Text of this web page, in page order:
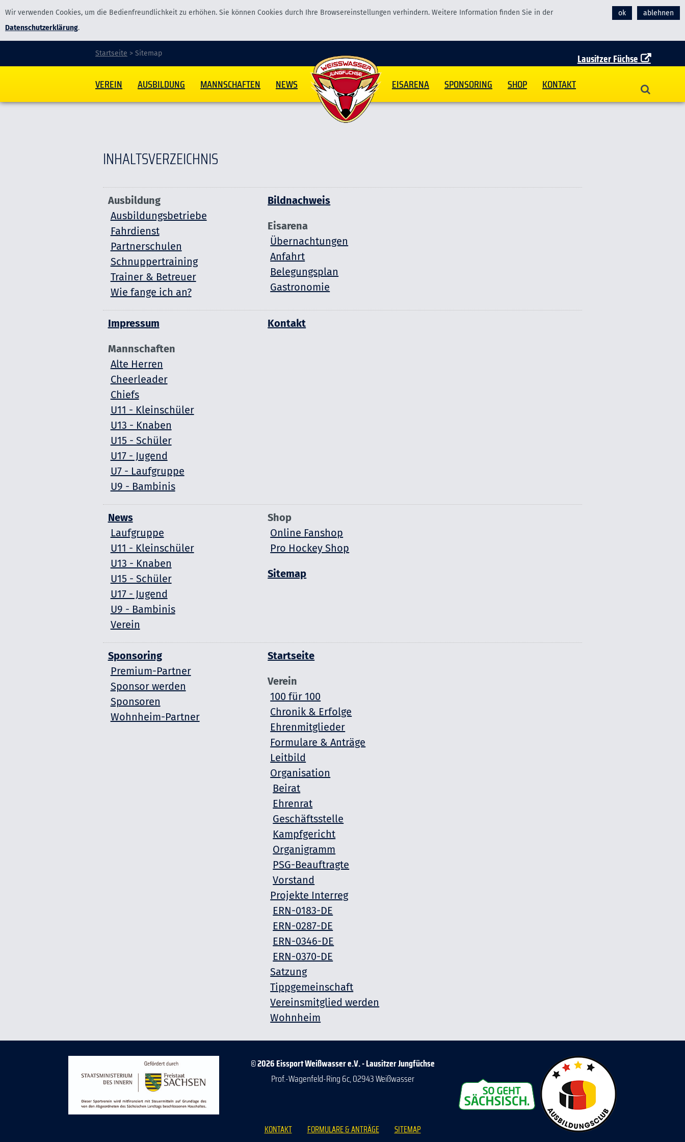
ok ablehnen
Wir verwenden Cookies, um die Bedienfreundlichkeit zu erhöhen. Sie können Cookies durch Ihre Browsereinstellungen verhindern. Weitere Information finden Sie in der
Datenschutzerklärung.
Startseite > Sitemap
Lausitzer Füchse
VEREIN
AUSBILDUNG MANNSCHAFTEN NEWS EISARENA SPONSORING SHOP KONTAKT
INHALTSVERZEICHNIS
Ausbildung
Ausbildungsbetriebe
Fahrdienst
Partnerschulen
Schnuppertraining
Trainer & Betreuer
Wie fange ich an?
Bildnachweis
Eisarena
Übernachtungen
Anfahrt
Belegungsplan
Gastronomie
Impressum Kontakt
Mannschaften
Alte Herren
Cheerleader
Chiefs
U11 - Kleinschüler
U13 - Knaben
U15 - Schüler
U17 - Jugend
U7 - Laufgruppe
U9 - Bambinis
News
Laufgruppe
U11 - Kleinschüler
U13 - Knaben
U15 - Schüler
U17 - Jugend
U9 - Bambinis
Verein
Shop
Online Fanshop
Pro Hockey Shop
Sitemap
Sponsoring
Premium-Partner
Sponsor werden
Sponsoren
Wohnheim-Partner
Startseite
Verein
100 für 100
Chronik & Erfolge
Ehrenmitglieder
Formulare & Anträge
Leitbild
Organisation
Beirat
Ehrenrat
Geschäftsstelle
Kampfgericht
Organigramm
PSG-Beauftragte
Vorstand
Projekte Interreg
ERN-0183-DE
ERN-0287-DE
ERN-0346-DE
ERN-0370-DE
Satzung
Tippgemeinschaft
Vereinsmitglied werden
Wohnheim
© 2026 Eissport Weißwasser e.V. - Lausitzer Jungfüchse
Prof.-Wagenfeld-Ring 6c, 02943 Weißwasser
KONTAKT FORMULARE & ANTRÄGE SITEMAP